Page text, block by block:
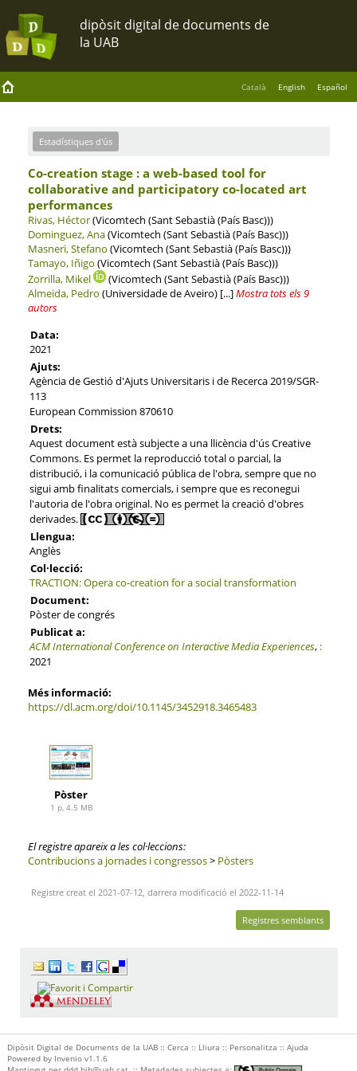
Català English Español
Estadístiques d'ús
Co-creation stage : a web-based tool for
collaborative and participatory co-located art
performances
Rivas, Héctor(Vicomtech (Sant Sebastià (País Basc)))
Dominguez, Ana(Vicomtech (Sant Sebastià (País Basc)))
Masneri, Stefano (Vicomtech (Sant Sebastià (País Basc)))
Tamayo, Iñigo (Vicomtech (Sant Sebastià (País Basc)))
Zorrilla, Mikel
(Vicomtech (Sant Sebastià (País Basc)))
Almeida, Pedro (Universidade de Aveiro) [...]Mostra tots els 9
autors
Data:
2021
Ajuts:
Agència de Gestió d'Ajuts Universitaris i de Recerca 2019/SGR-
113
European Commission 870610
Drets:
Aquest document està subjecte a una llicència d'ús Creative
Commons. Es permet la reproducció total o parcial, la
distribució, i la comunicació pública de l'obra, sempre que no
sigui amb finalitats comercials, i sempre que es reconegui
l'autoria de l'obra original. No es permet la creació d'obres
derivades.
Llengua:
Anglès
Col·lecció:
TRACTION: Opera co-creation for a social transformation
Document:
Pòster de congrés
Publicat a:
ACM International Conference on Interactive Media Experiences, :
2021
Més informació:
https://dl.acm.org/doi/10.1145/3452918.3465483
Pòster
1 p, 4.5 MB
El registre apareix a les col·leccions:
Contribucions a jornades i congressos> Pòsters
Registre creat el 2021-07-12, darrera modificació el 2022-11-14
Registres semblants
Dipòsit Digital de Documents de la UAB :: Cerca :: Lliura :: Personalitza :: Ajuda
Powered by Inveniov1.1.6